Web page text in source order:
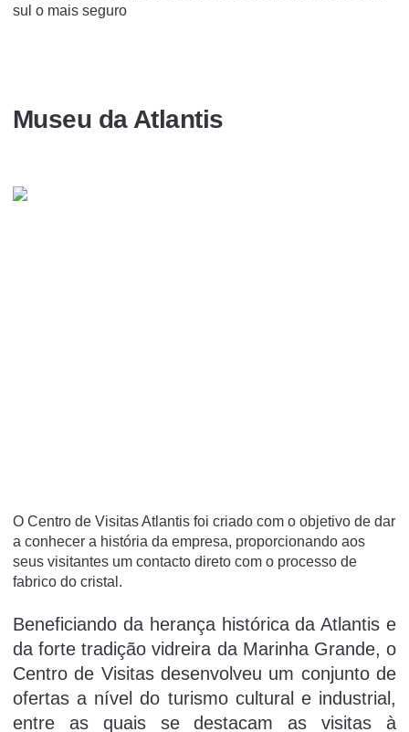
sul o mais seguro
Museu da Atlantis
O Centro de Visitas Atlantis foi criado com o objetivo de dar
a conhecer a história da empresa, proporcionando aos
seus visitantes um contacto direto com o processo de
fabrico do cristal.
Beneficiando da herança histórica da Atlantis e
da forte tradição vidreira da Marinha Grande, o
Centro de Visitas desenvolveu um conjunto de
ofertas a nível do turismo cultural e industrial,
entre as quais se destacam as visitas à